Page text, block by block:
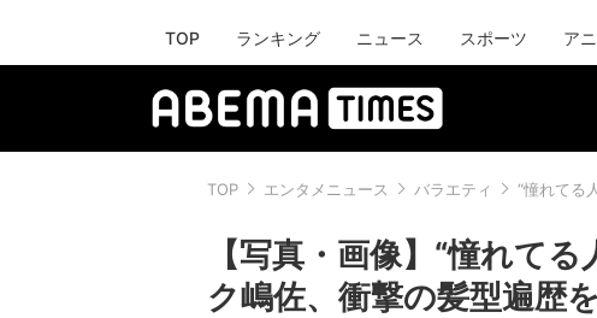
TOP ランキング ニュース スポーツ ア
TOP エンタメニュース バラエティ “憧れてる
【写真・画像】“憧れて
ク嶋佐、衝撃の髪型遍歴